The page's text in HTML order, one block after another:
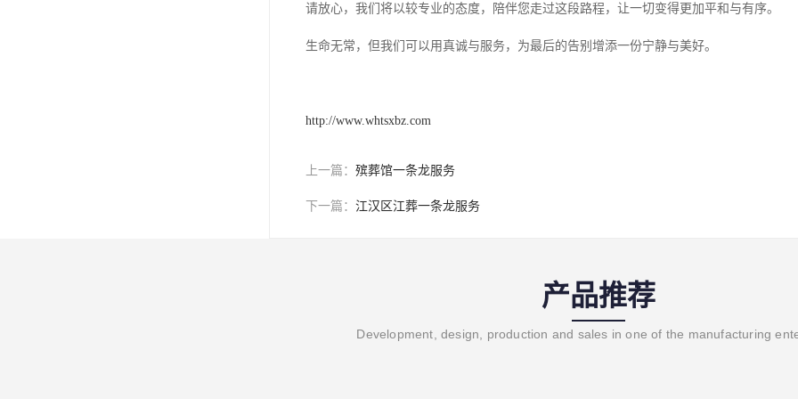
请放心，我们将以较专业的态度，陪伴您走过这段路程，让一切变得更加平和与有序。
生命无常，但我们可以用真诚与服务，为最后的告别增添一份宁静与美好。
http://www.whtsxbz.com
上一篇： 殡葬馆一条龙服务
下一篇： 江汉区江葬一条龙服务
产品推荐
Development, design, production and sales in one of the manufacturing